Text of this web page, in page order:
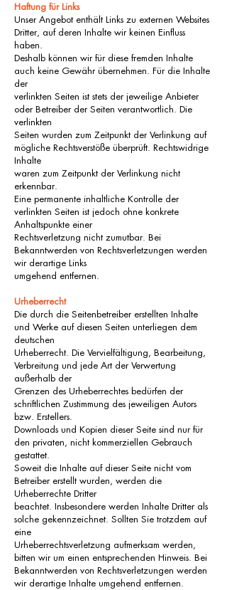
Haftung für Links
Unser Angebot enthält Links zu externen Websites
Dritter, auf deren Inhalte wir keinen Einfluss
haben.
Deshalb können wir für diese fremden Inhalte
auch keine Gewähr übernehmen. Für die Inhalte
der
verlinkten Seiten ist stets der jeweilige Anbieter
oder Betreiber der Seiten verantwortlich. Die
verlinkten
Seiten wurden zum Zeitpunkt der Verlinkung auf
mögliche Rechtsverstöße überprüft. Rechtswidrige
Inhalte
waren zum Zeitpunkt der Verlinkung nicht
erkennbar.
Eine permanente inhaltliche Kontrolle der
verlinkten Seiten ist jedoch ohne konkrete
Anhaltspunkte einer
Rechtsverletzung nicht zumutbar. Bei
Bekanntwerden von Rechtsverletzungen werden
wir derartige Links
umgehend entfernen.
Urheberrecht
Die durch die Seitenbetreiber erstellten Inhalte
und Werke auf diesen Seiten unterliegen dem
deutschen
Urheberrecht. Die Vervielfältigung, Bearbeitung,
Verbreitung und jede Art der Verwertung
außerhalb der
Grenzen des Urheberrechtes bedürfen der
schriftlichen Zustimmung des jeweiligen Autors
bzw. Erstellers.
Downloads und Kopien dieser Seite sind nur für
den privaten, nicht kommerziellen Gebrauch
gestattet.
Soweit die Inhalte auf dieser Seite nicht vom
Betreiber erstellt wurden, werden die
Urheberrechte Dritter
beachtet. Insbesondere werden Inhalte Dritter als
solche gekennzeichnet. Sollten Sie trotzdem auf
eine
Urheberrechtsverletzung aufmerksam werden,
bitten wir um einen entsprechenden Hinweis. Bei
Bekanntwerden von Rechtsverletzungen werden
wir derartige Inhalte umgehend entfernen.